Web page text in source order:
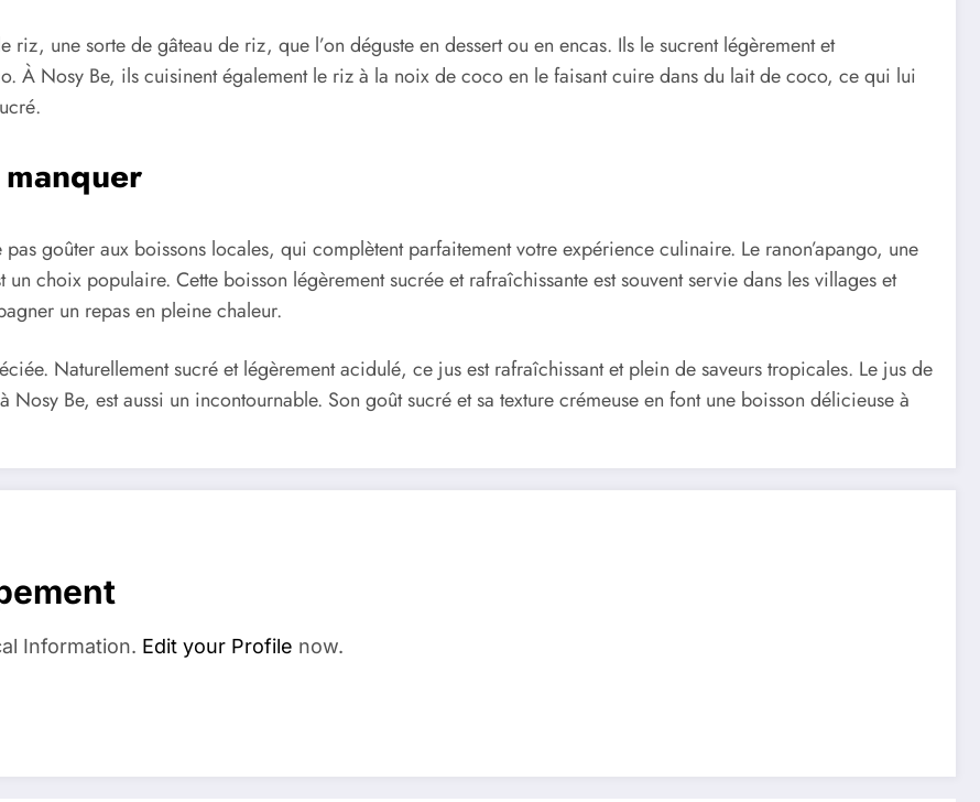
une sorte de gâteau de riz, que l’on déguste en dessert ou en encas. Ils le sucrent légèrement et
À Nosy Be, ils cuisinent également le riz à la noix de coco en le faisant cuire dans du lait de coco, ce qui lui
goûter aux boissons locales, qui complètent parfaitement votre expérience culinaire. Le ranon’apango, une
choix populaire. Cette boisson légèrement sucrée et rafraîchissante est souvent servie dans les villages et
un repas en pleine chaleur.
Naturellement sucré et légèrement acidulé, ce jus est rafraîchissant et plein de saveurs tropicales. Le jus de
Be, est aussi un incontournable. Son goût sucré et sa texture crémeuse en font une boisson délicieuse à
Information. Edit your Profile now.